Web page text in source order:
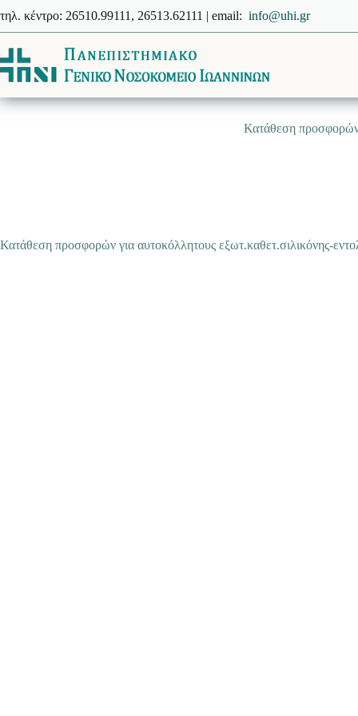
στο
περιεχόμενο
τηλ. κέντρο: 26510.99111, 26513.62111 | email: info@uhi.gr
Κατάθεση προσφορών
Κατάθεση προσφορών για αυτοκόλλητους εξωτ.καθετ.σιλικόνης-